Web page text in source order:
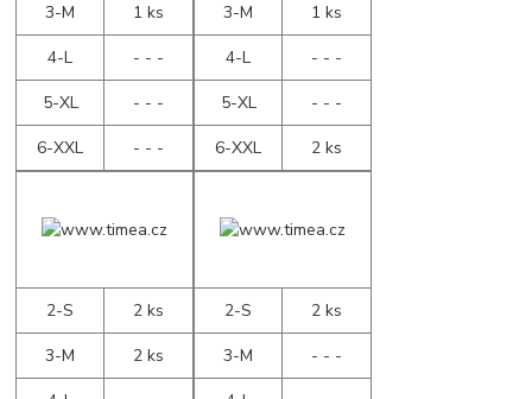
3-M
1 ks
4-L
- - -
5-XL
- - -
6-XXL
- - -
3-M
1 ks
4-L
- - -
5-XL
- - -
6-XXL
2 ks
2-S
2 ks
3-M
2 ks
2-S
2 ks
3-M
- - -